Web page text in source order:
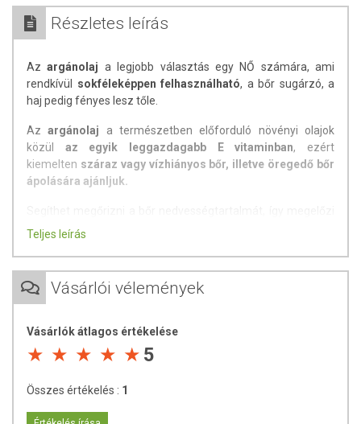
Részletes leírás
Azargánolaj a legjobb választás egy NŐ számára, ami
rendkívül sokféleképpen felhasználható, a bőr sugárzó, a
haj pedig fényes lesz tőle.
Azargánolaj a természetben előforduló növényi olajok
közül az egyik leggazdagabb E vitaminban, ezért
kiemelten száraz vagy vízhiányos bőr, illetve öregedő bőr
ápolására ajánljuk.
a ráncok kialakulását. Megerősíti a törékeny körmöket,
kiválóan vegyül az illóolajokkal, ezért tökéletes választás
hordozóolajként aromaterápiás felhasználásra is.
Összetevők: Argania Spinosa Kernel Oil
Biotermesztésből származó prémium minőségű argán
képviselő Triple extra virgin olaj.
Alkalmazási javaslat:
Teljes leírás
Vásárlói vélemények
Vásárlók átlagos értékelése
5
Összes értékelés : 1